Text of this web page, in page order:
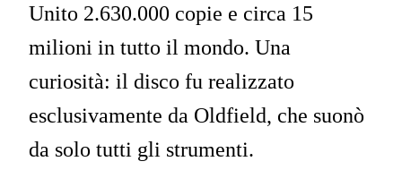
Unito 2.630.000 copie e circa 15
milioni in tutto il mondo. Una
curiosità: il disco fu realizzato
esclusivamente da Oldfield, che suonò
da solo tutti gli strumenti.